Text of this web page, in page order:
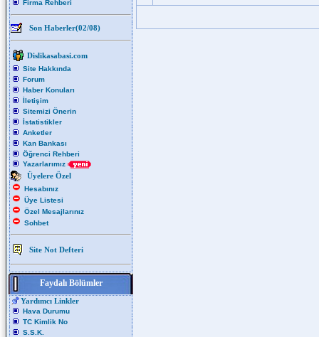
Firma Rehberi
Son Haberler(02/08)
Dislikasabasi.com
Site Hakkında
Forum
Haber Konuları
İletişim
Sitemizi Önerin
İstatistikler
Anketler
Kan Bankası
Öğrenci Rehberi
Yazarlarımız
Üyelere Özel
Hesabınız
Üye Listesi
Özel Mesajlarınız
Sohbet
Site Not Defteri
Faydalı Bölümler
Yardımcı Linkler
Hava Durumu
TC Kimlik No
S.S.K.